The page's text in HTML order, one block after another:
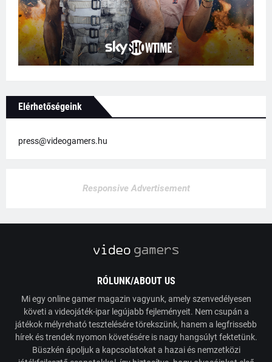
Elérhetőségeink
press@videogamers.hu
Responsive Advertisement
RÓLUNK/ABOUT US
Mi egy online gamer magazin vagyunk, amely szenvedélyesen
követi a videojáték-ipar legújabb fejleményeit. Nem csupán a
játékok mélyreható tesztelésére törekszünk, hanem a legfrissebb
hírek és trendek nyomon követésére is nagy hangsúlyt fektetünk.
Büszkén ápoljuk a kapcsolatokat a hazai és nemzetközi